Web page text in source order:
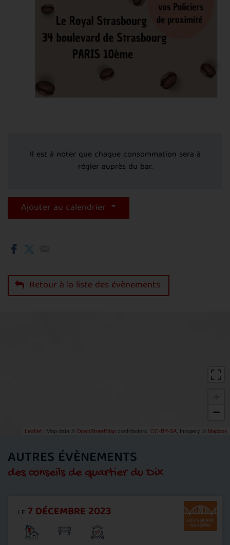
Il est à noter que chaque consommation sera à
régler auprès du bar.
Ajouter au calendrier
Retour à la liste des évènements
−
Leaflet | Map data © OpenStreetMapcontributors, CC-BY-SA , Imagery © Mapbox
AUTRES ÉVÈNEMENTS
des conseils de quartier du Dix
LE 7 DÉCEMBRE 2023